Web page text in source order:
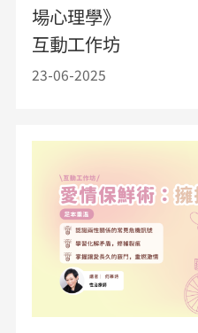
場心理學》
互動工作坊
23-06-2025